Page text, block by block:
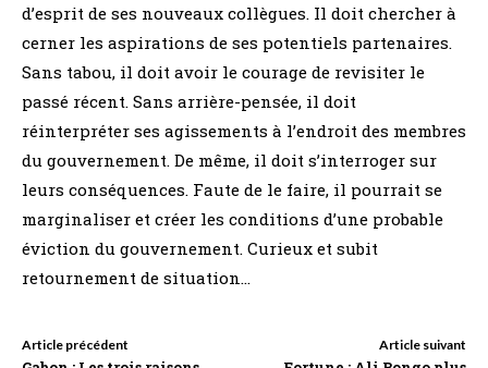
d’esprit de ses nouveaux collègues. Il doit chercher à
cerner les aspirations de ses potentiels partenaires.
Sans tabou, il doit avoir le courage de revisiter le
passé récent. Sans arrière-pensée, il doit
réinterpréter ses agissements à l’endroit des membres
du gouvernement. De même, il doit s’interroger sur
leurs conséquences. Faute de le faire, il pourrait se
marginaliser et créer les conditions d’une probable
éviction du gouvernement. Curieux et subit
retournement de situation…
Article précédent Article suivant